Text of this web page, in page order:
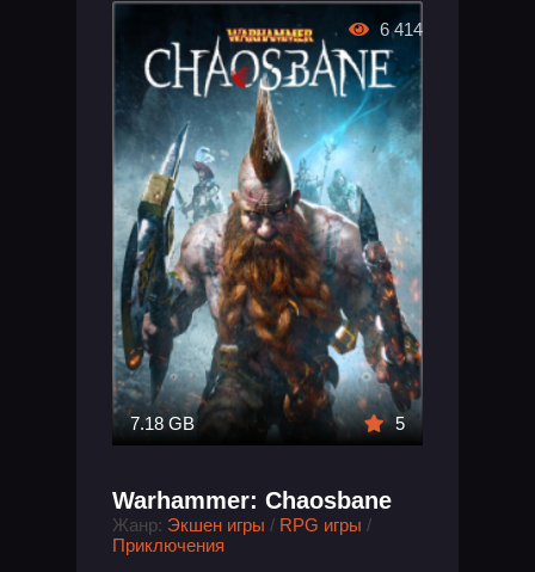
7.18 GB 5
Warhammer: Chaosbane
Жанр: Экшен игры / RPG игры /
Приключения
6 414